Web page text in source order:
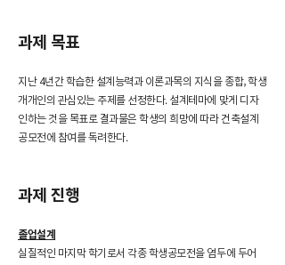
과제 목표
지난 4년간 학습한 설계능력과 이론과목의 지식을 종합, 학생
개개인의 관심있는 주제를 선정한다. 설계테마에 맞게 디자
인하는 것을 목표로 결과물은 학생의 희망에 따라 건축설계
공모전에 참여를 독려한다.
과제 진행
졸업설계
실질적인 마지막 학기로서 각종 학생공모전을 염두에 두어